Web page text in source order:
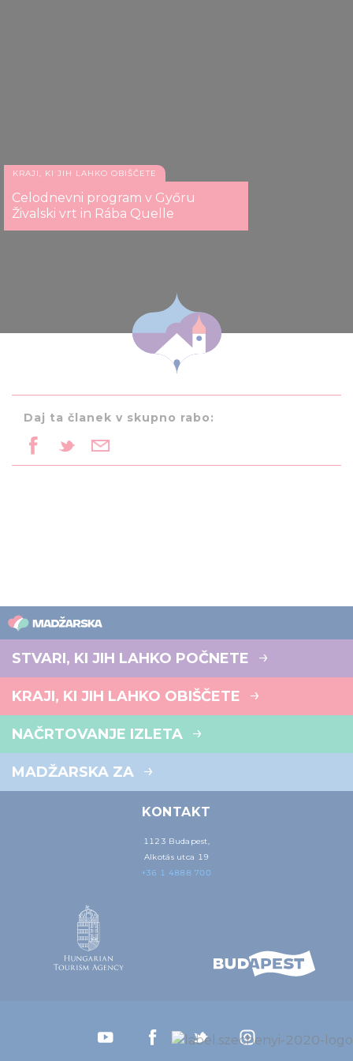
KRAJI, KI JIH LAHKO OBIŠČETE
Celodnevni program v Győru
Živalski vrt in Rába Quelle
Daj ta članek v skupno rabo:
STVARI, KI JIH LAHKO POČNETE
KRAJI, KI JIH LAHKO OBIŠČETE
NAČRTOVANJE IZLETA
MADŽARSKA ZA
KONTAKT
1123 Budapest,
Alkotás utca 19
+36 1 4888 700